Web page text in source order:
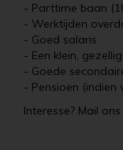
- Parttime baan
- Werktijden
- Goed salaris
- Een klein,
- Goede
- Pensioen (indien
Interesse? Mail